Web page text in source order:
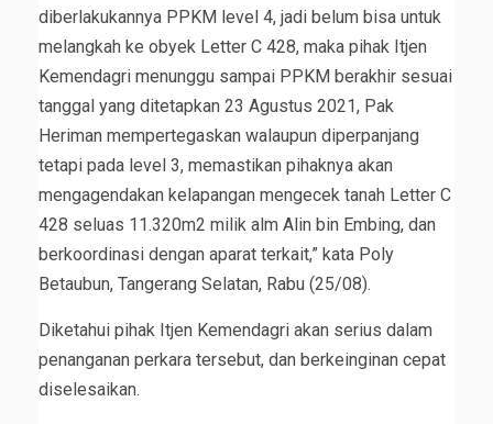
diberlakukannya PPKM level 4, jadi belum bisa untuk
melangkah ke obyek Letter C 428, maka pihak Itjen
Kemendagri menunggu sampai PPKM berakhir sesuai
tanggal yang ditetapkan 23 Agustus 2021, Pak
Heriman mempertegaskan walaupun diperpanjang
tetapi pada level 3, memastikan pihaknya akan
mengagendakan kelapangan mengecek tanah Letter C
428 seluas 11.320m2 milik alm Alin bin Embing, dan
berkoordinasi dengan aparat terkait,” kata Poly
Betaubun, Tangerang Selatan, Rabu (25/08).
Diketahui pihak Itjen Kemendagri akan serius dalam
penanganan perkara tersebut, dan berkeinginan cepat
diselesaikan.